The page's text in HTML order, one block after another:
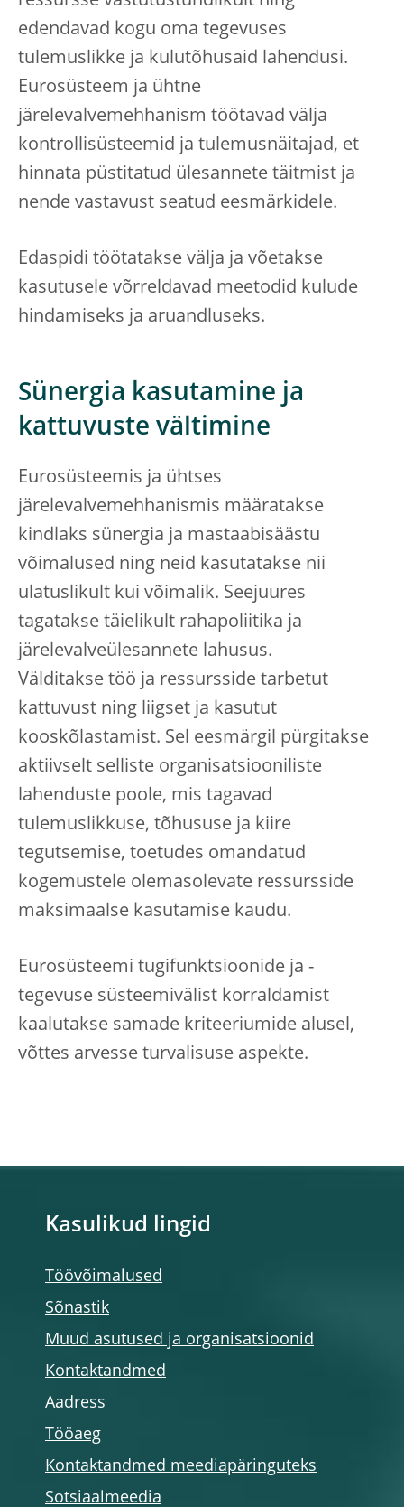
edendavad kogu oma tegevuses
tulemuslikke ja kulutõhusaid lahendusi.
Eurosüsteem ja ühtne
järelevalvemehhanism töötavad välja
kontrollisüsteemid ja tulemusnäitajad, et
hinnata püstitatud ülesannete täitmist ja
nende vastavust seatud eesmärkidele.
Edaspidi töötatakse välja ja võetakse
kasutusele võrreldavad meetodid kulude
hindamiseks ja aruandluseks.
Sünergia kasutamine ja
kattuvuste vältimine
Eurosüsteemis ja ühtses
järelevalvemehhanismis määratakse
kindlaks sünergia ja mastaabisäästu
võimalused ning neid kasutatakse nii
ulatuslikult kui võimalik. Seejuures
tagatakse täielikult rahapoliitika ja
järelevalveülesannete lahusus.
Välditakse töö ja ressursside tarbetut
kattuvust ning liigset ja kasutut
kooskõlastamist. Sel eesmärgil pürgitakse
aktiivselt selliste organisatsiooniliste
lahenduste poole, mis tagavad
tulemuslikkuse, tõhususe ja kiire
tegutsemise, toetudes omandatud
kogemustele olemasolevate ressursside
maksimaalse kasutamise kaudu.
Eurosüsteemi tugifunktsioonide ja -
tegevuse süsteemivälist korraldamist
kaalutakse samade kriteeriumide alusel,
võttes arvesse turvalisuse aspekte.
Kasulikud lingid
Töövõimalused
Sõnastik
Muud asutused ja organisatsioonid
Kontaktandmed
Aadress
Tööaeg
Kontaktandmed meediapäringuteks
Sotsiaalmeedia